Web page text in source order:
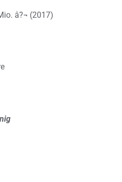
â?¬ (2017)